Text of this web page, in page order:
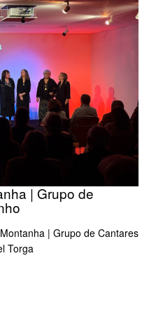
| Grupo de
| Grupo de Cantares
Torga